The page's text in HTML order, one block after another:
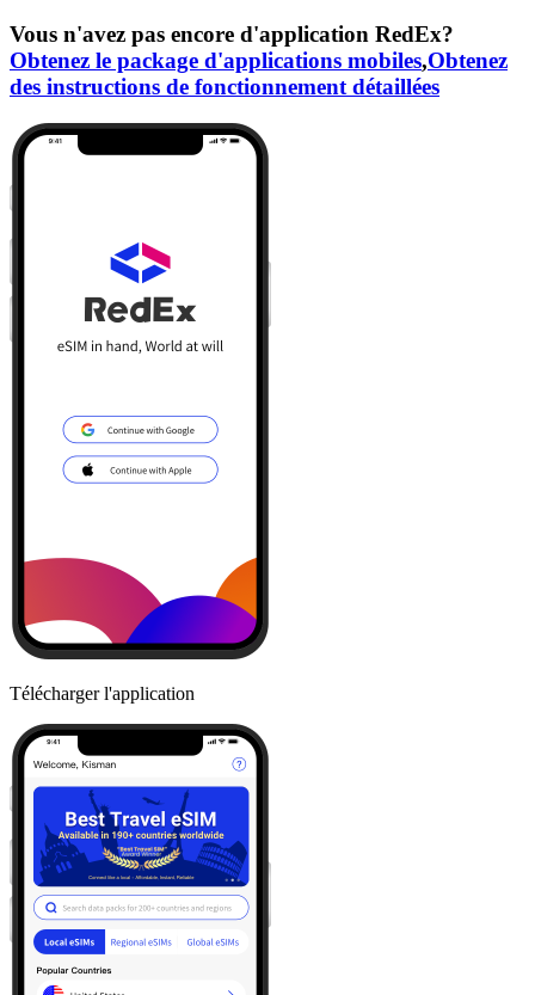
Vous n'avez pas encore d'application RedEx?
Obtenez le package d'applications mobiles,Obtenez
des instructions de fonctionnement détaillées
Télécharger l'application